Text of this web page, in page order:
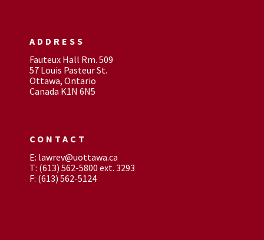
ADDRESS
Fauteux Hall Rm. 509
57 Louis Pasteur St.
Ottawa, Ontario
Canada K1N 6N5
CONTACT
E: lawrev@uottawa.ca
T: (613) 562-5800 ext. 3293
F: (613) 562-5124